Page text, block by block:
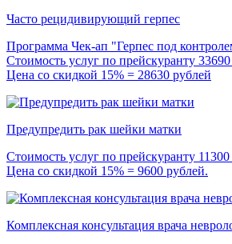
Часто рецидивирующий герпес
Программа Чек-ап "Герпес под
Стоимость услуг по прейскуранту
Цена со скидкой 15% = 28630 рублей
Предупредить рак шейки матки
Стоимость услуг по прейскуранту
Цена со скидкой 15% = 9600 рублей.
Комплексная консультация врача